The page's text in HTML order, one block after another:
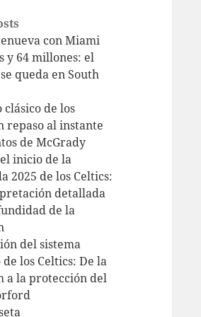
con Miami
y 64 millones: el
queda en South
de los
repaso al instante
de McGrady
inicio de la
2025 de los Celtics:
detallada
de la
del sistema
los Celtics: De la
a la protección del